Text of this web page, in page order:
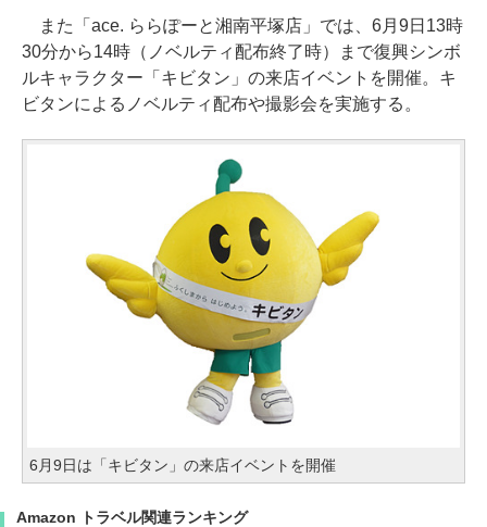
また「ace. ららぽーと湘南平塚店」では、6月9日13時
30分から14時（ノベルティ配布終了時）まで復興シンボ
ルキャラクター「キビタン」の来店イベントを開催。キ
ビタンによるノベルティ配布や撮影会を実施する。
6月9日は「キビタン」の来店イベントを開催
Amazon トラベル関連ランキング